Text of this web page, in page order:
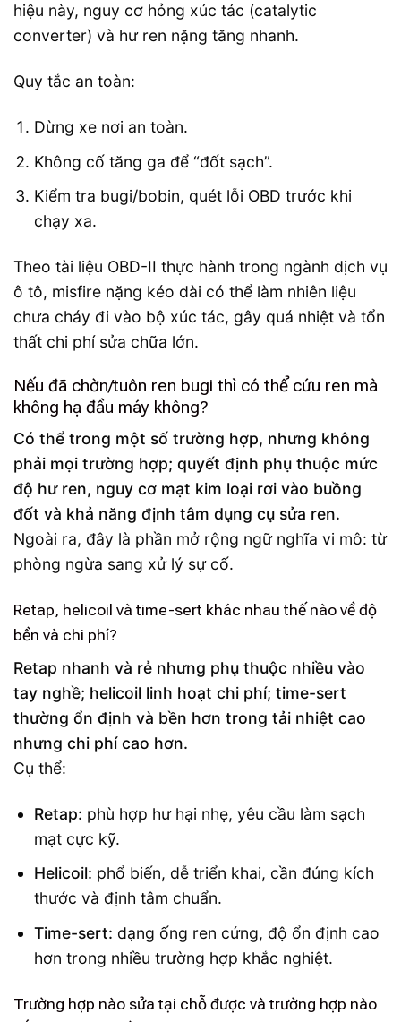
hiệu này, nguy cơ hỏng xúc tác (catalytic
converter) và hư ren nặng tăng nhanh.
Quy tắc an toàn:
Dừng xe nơi an toàn.
Không cố tăng ga để “đốt sạch”.
Kiểm tra bugi/bobin, quét lỗi OBD trước khi
chạy xa.
Theo tài liệu OBD-II thực hành trong ngành dịch vụ
ô tô, misfire nặng kéo dài có thể làm nhiên liệu
chưa cháy đi vào bộ xúc tác, gây quá nhiệt và tổn
thất chi phí sửa chữa lớn.
Nếu đã chờn/tuôn ren bugi thì có thể cứu ren mà
không hạ đầu máy không?
Có thể trong một số trường hợp, nhưng không
phải mọi trường hợp; quyết định phụ thuộc mức
độ hư ren, nguy cơ mạt kim loại rơi vào buồng
đốt và khả năng định tâm dụng cụ sửa ren.
Ngoài ra, đây là phần mở rộng ngữ nghĩa vi mô: từ
phòng ngừa sang xử lý sự cố.
Retap, helicoil và time-sert khác nhau thế nào về độ
bền và chi phí?
Retap nhanh và rẻ nhưng phụ thuộc nhiều vào
tay nghề; helicoil linh hoạt chi phí; time-sert
thường ổn định và bền hơn trong tải nhiệt cao
nhưng chi phí cao hơn.
Cụ thể:
Retap: phù hợp hư hại nhẹ, yêu cầu làm sạch
mạt cực kỹ.
Helicoil: phổ biến, dễ triển khai, cần đúng kích
thước và định tâm chuẩn.
Time-sert: dạng ống ren cứng, độ ổn định cao
hơn trong nhiều trường hợp khắc nghiệt.
Trường hợp nào sửa tại chỗ được và trường hợp nào